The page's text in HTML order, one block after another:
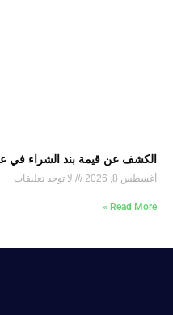
الكشف عن قيمة بند الشراء في
أغسطس 8, 2026 لا توجد تعليقات
Read More »